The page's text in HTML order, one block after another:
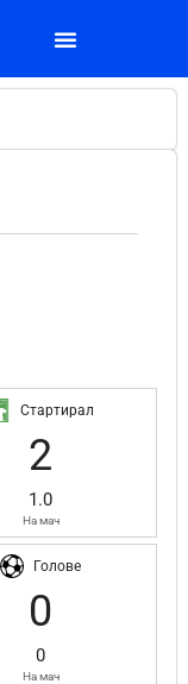
Стартирал
2
1.0
На мач
Голове
0
0
На мач